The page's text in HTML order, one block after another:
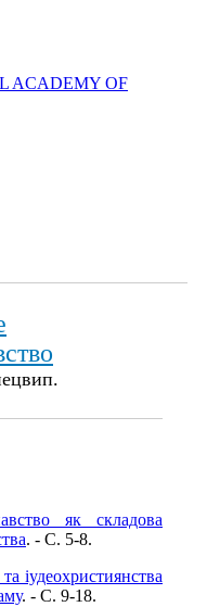
ACADEMY OF
як складова
. - C. 5-8.
іудеохристиянства
. - C. 9-18.